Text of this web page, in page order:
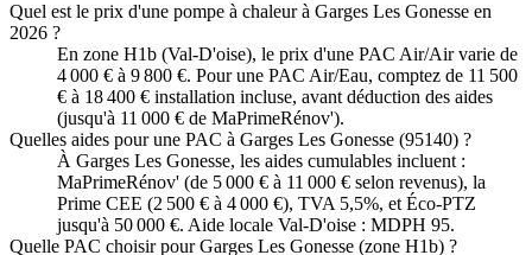
Quel est le prix d'une pompe à chaleur à Garges Les Gonesse en
2026 ?
En zone H1b (Val-D'oise), le prix d'une PAC Air/Air varie de
4 000 € à 9 800 €. Pour une PAC Air/Eau, comptez de 11 500
€ à 18 400 € installation incluse, avant déduction des aides
(jusqu'à 11 000 € de MaPrimeRénov').
Quelles aides pour une PAC à Garges Les Gonesse (95140) ?
À Garges Les Gonesse, les aides cumulables incluent :
MaPrimeRénov' (de 5 000 € à 11 000 € selon revenus), la
Prime CEE (2 500 € à 4 000 €), TVA 5,5%, et Éco-PTZ
jusqu'à 50 000 €. Aide locale Val-D'oise : MDPH 95.
Quelle PAC choisir pour Garges Les Gonesse (zone H1b) ?